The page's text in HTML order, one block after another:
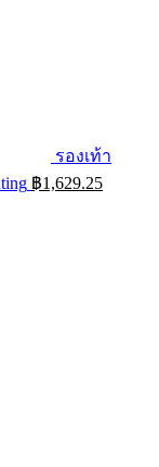
รองเท้า
฿1,629.25